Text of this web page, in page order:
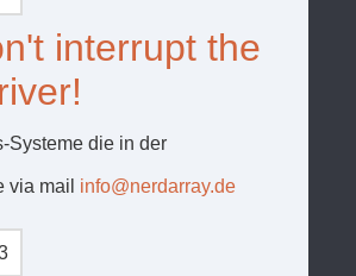
interrupt the
Systeme die in der
via mail info@nerdarray.de